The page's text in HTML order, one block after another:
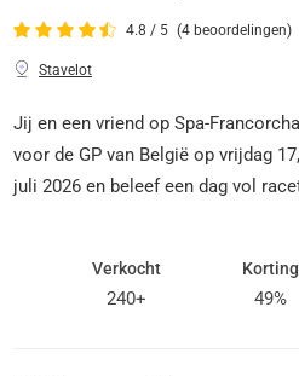
4.8 / 5 (4 beoordelingen)
Stavelot
Jij en een vriend op Spa-
voor de GP van België op vrijdag
juli 2026 en beleef een dag vol
Verkocht
240+
Korting
49%